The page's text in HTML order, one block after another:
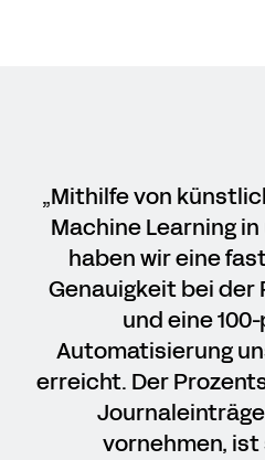
„Mithilfe von
Machine Learning
haben wir eine
Genauigkeit bei der
und eine
Automatisierung
erreicht. Der
vornehmen, ist